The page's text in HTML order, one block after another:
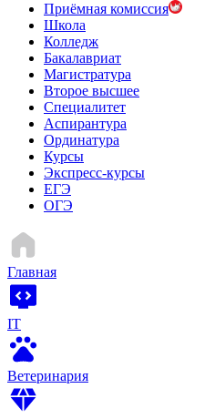
Приёмная комиссия
Школа
Колледж
Бакалавриат
Магистратура
Второе высшее
Специалитет
Аспирантура
Ординатура
Курсы
Экспресс-курсы
ЕГЭ
ОГЭ
Главная
IT
Ветеринария